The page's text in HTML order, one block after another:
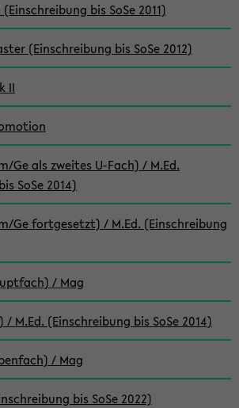
bis SoSe 2011)
(Einschreibung bis SoSe 2012)
II
Ge als zweites U-Fach) / M.Ed.
SoSe 2014)
Ge fortgesetzt) / M.Ed. (Einschreibung
/ Mag
/ M.Ed. (Einschreibung bis SoSe 2014)
/ Mag
bis SoSe 2022)